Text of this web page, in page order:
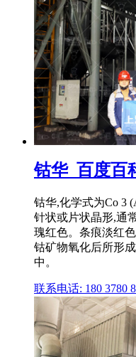
钴华_百度百
钴华,化学式为Co 3
针状或片状晶形,通
瑰红色。条痕淡红
钴矿物氧化后所形
中。
联系电话: 180 3780